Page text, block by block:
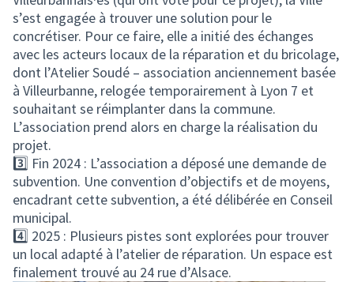
s’est engagée à trouver une solution pour le
concrétiser. Pour ce faire, elle a initié des échanges
avec les acteurs locaux de la réparation et du bricolage,
dont l’Atelier Soudé – association anciennement basée
à Villeurbanne, relogée temporairement à Lyon 7 et
souhaitant se réimplanter dans la commune.
L’association prend alors en charge la réalisation du
projet.
3️⃣ Fin 2024 : L’association a déposé une demande de
subvention. Une convention d’objectifs et de moyens,
encadrant cette subvention, a été délibérée en Conseil
municipal.
4️⃣ 2025 : Plusieurs pistes sont explorées pour trouver
un local adapté à l’atelier de réparation. Un espace est
finalement trouvé au 24 rue d’Alsace.